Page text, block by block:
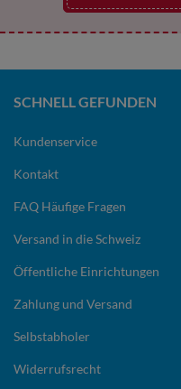
SCHNELL GEFUNDEN
Kundenservice
Kontakt
FAQ Häufige Fragen
Versand in die Schweiz
Öffentliche Einrichtungen
Zahlung und Versand
Selbstabholer
Widerrufsrecht